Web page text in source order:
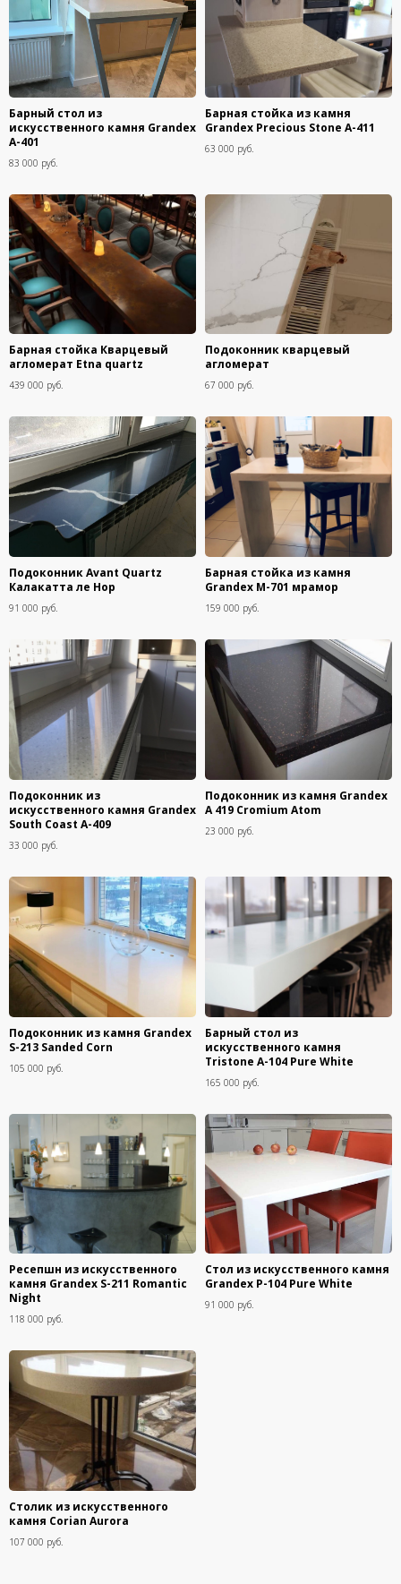
Барный стол из
искусственного камня Grandex
A-401
83 000 руб.
Барная стойка из камня
Grandex Precious Stone A-411
63 000 руб.
Барная стойка Кварцевый
агломерат Etna quartz
439 000 руб.
Подоконник кварцевый
агломерат
67 000 руб.
Подоконник Avant Quartz
Калакатта ле Нор
91 000 руб.
Барная стойка из камня
Grandex M-701 мрамор
159 000 руб.
Подоконник из
искусственного камня Grandex
South Coast A-409
33 000 руб.
Подоконник из камня Grandex
A 419 Cromium Atom
23 000 руб.
Подоконник из камня Grandex
S-213 Sanded Corn
105 000 руб.
Барный стол из
искусственного камня
Tristone A-104 Pure White
165 000 руб.
Ресепшн из искусственного
камня Grandex S-211 Romantic
Night
118 000 руб.
Стол из искусственного камня
Grandex P-104 Pure White
91 000 руб.
Столик из искусственного
камня Corian Aurora
107 000 руб.